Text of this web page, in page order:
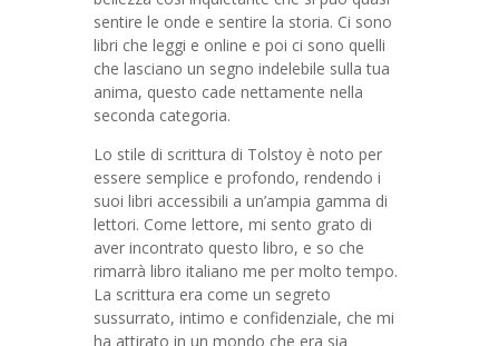
sentire le onde e sentire la storia. Ci sono
libri che leggi e online e poi ci sono quelli
che lasciano un segno indelebile sulla tua
anima, questo cade nettamente nella
seconda categoria.
Lo stile di scrittura di Tolstoy è noto per
essere semplice e profondo, rendendo i
suoi libri accessibili a un’ampia gamma di
lettori. Come lettore, mi sento grato di
aver incontrato questo libro, e so che
rimarrà libro italiano me per molto tempo.
La scrittura era come un segreto
sussurrato, intimo e confidenziale, che mi
ha attirato in un mondo che era sia